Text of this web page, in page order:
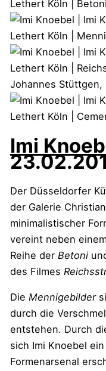
Imi
Der Düsseldorfer
der Galerie
minimalistischer
vereint neben einem
Reihe der Betoni
des Filmes
Die Mennigebilder
durch die
entstehen. Durch
sich Imi Knoebel
Formenarsenal